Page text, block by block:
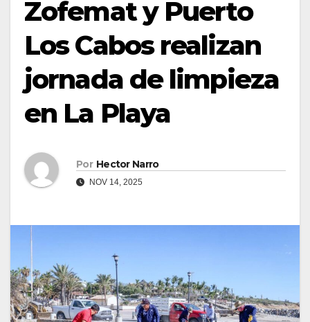
Zofemat y Puerto
Los Cabos realizan
jornada de limpieza
en La Playa
Por Hector Narro
NOV 14, 2025